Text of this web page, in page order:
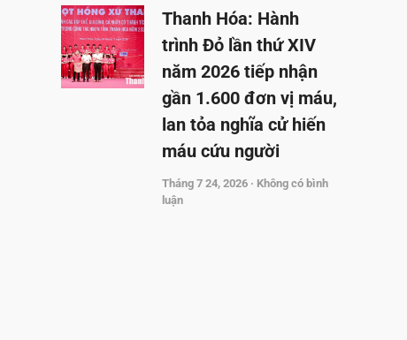
Thanh Hóa: Hành
trình Đỏ lần thứ XIV
năm 2026 tiếp nhận
gần 1.600 đơn vị máu,
lan tỏa nghĩa cử hiến
máu cứu người
Tháng 7 24, 2026
Không có bình
luận